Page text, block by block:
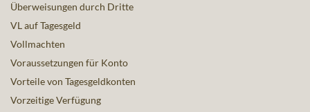
Überweisungen durch Dritte
VL auf Tagesgeld
Vollmachten
Voraussetzungen für Konto
Vorteile von Tagesgeldkonten
Vorzeitige Verfügung